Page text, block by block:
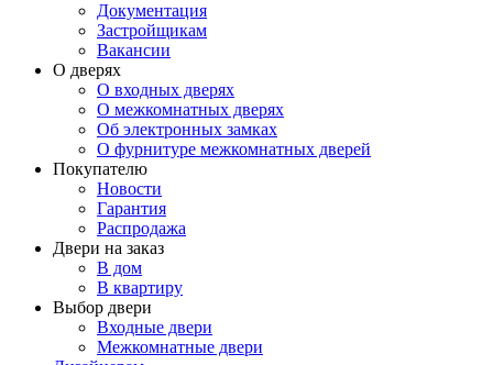
Документация
Застройщикам
Вакансии
О дверях
О входных дверях
О межкомнатных дверях
Об электронных замках
О фурнитуре межкомнатных дверей
Покупателю
Новости
Гарантия
Распродажа
Двери на заказ
В дом
В квартиру
Выбор двери
Входные двери
Межкомнатные двери